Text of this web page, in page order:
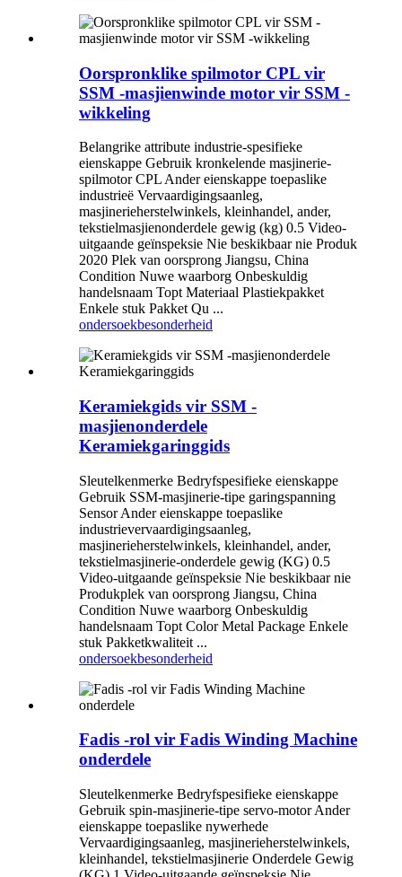
Oorspronklike spilmotor CPL vir
SSM -masjienwinde motor vir SSM -
wikkeling
Belangrike attribute industrie-spesifieke
eienskappe Gebruik kronkelende masjinerie-
spilmotor CPL Ander eienskappe toepaslike
industrieë Vervaardigingsaanleg,
masjinerieherstelwinkels, kleinhandel, ander,
tekstielmasjienonderdele gewig (kg) 0.5 Video-
uitgaande geïnspeksie Nie beskikbaar nie Produk
2020 Plek van oorsprong Jiangsu, China
Condition Nuwe waarborg Onbeskuldig
handelsnaam Topt Materiaal Plastiekpakket
Enkele stuk Pakket Qu ...
ondersoekbesonderheid
Keramiekgids vir SSM -
masjienonderdele
Keramiekgaringgids
Sleutelkenmerke Bedryfspesifieke eienskappe
Gebruik SSM-masjinerie-tipe garingspanning
Sensor Ander eienskappe toepaslike
industrievervaardigingsaanleg,
masjinerieherstelwinkels, kleinhandel, ander,
tekstielmasjinerie-onderdele gewig (KG) 0.5
Video-uitgaande geïnspeksie Nie beskikbaar nie
Produkplek van oorsprong Jiangsu, China
Condition Nuwe waarborg Onbeskuldig
handelsnaam Topt Color Metal Package Enkele
stuk Pakketkwaliteit ...
ondersoekbesonderheid
Fadis -rol vir Fadis Winding Machine
onderdele
Sleutelkenmerke Bedryfspesifieke eienskappe
Gebruik spin-masjinerie-tipe servo-motor Ander
eienskappe toepaslike nywerhede
Vervaardigingsaanleg, masjinerieherstelwinkels,
kleinhandel, tekstielmasjinerie Onderdele Gewig